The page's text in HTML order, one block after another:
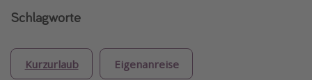
Schlagworte
Kurzurlaub Eigenanreise